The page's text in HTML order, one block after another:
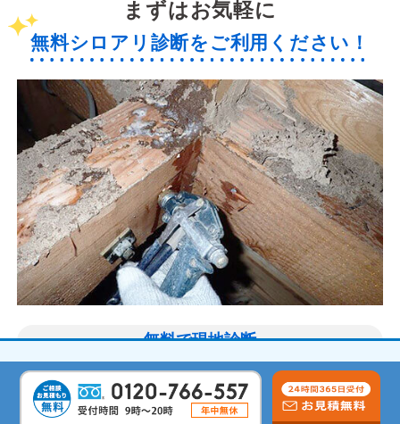
まずはお気軽に
無料シロアリ診断をご利用ください！
無料で現地診断
専門資格をもった当社スタッフが床下を
診断し、お客様にとって最適なシロアリ
対策を提案します。